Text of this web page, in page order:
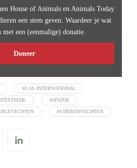
House of Animals en Animals Today
een stem geven. Waardeer je wat
een (eenmalige) donatie.
Doneer
#CAS INTERNATIONAL
#SPANJE
#STIERENVECHTEN